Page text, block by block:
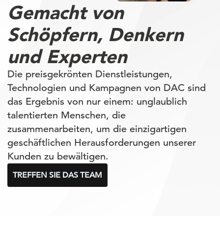
Gemacht von
Schöpfern, Denkern
und Experten
Die preisgekrönten Dienstleistungen,
Technologien und Kampagnen von DAC sind
das Ergebnis von nur einem: unglaublich
talentierten Menschen, die
zusammenarbeiten, um die einzigartigen
geschäftlichen Herausforderungen unserer
Kunden zu bewältigen.
TREFFEN SIE DAS TEAM